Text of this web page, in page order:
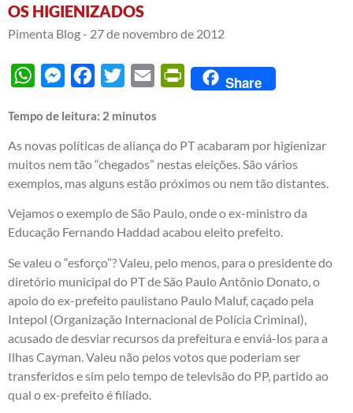
OS HIGIENIZADOS
Pimenta Blog - 27 de novembro de 2012
WhatsAppMessengerFacebook
Twitter Email PrintFriendly
Share
Tempo de leitura: 2 minutos
As novas políticas de aliança do PT acabaram por higienizar
muitos nem tão “chegados” nestas eleições. São vários
exemplos, mas alguns estão próximos ou nem tão distantes.
Vejamos o exemplo de São Paulo, onde o ex-ministro da
Educação Fernando Haddad acabou eleito prefeito.
Se valeu o “esforço”? Valeu, pelo menos, para o presidente do
diretório municipal do PT de São Paulo Antônio Donato, o
apoio do ex-prefeito paulistano Paulo Maluf, caçado pela
Intepol (Organização Internacional de Polícia Criminal),
acusado de desviar recursos da prefeitura e enviá-los para a
Ilhas Cayman. Valeu não pelos votos que poderiam ser
transferidos e sim pelo tempo de televisão do PP, partido ao
qual o ex-prefeito é filiado.